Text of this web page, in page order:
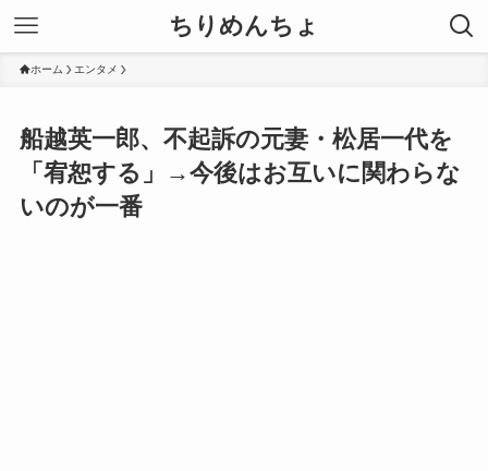
ちりめんちょ
ホーム エンタメ
船越英一郎、不起訴の元妻・松居一代を
「宥恕する」→今後はお互いに関わらな
いのが一番